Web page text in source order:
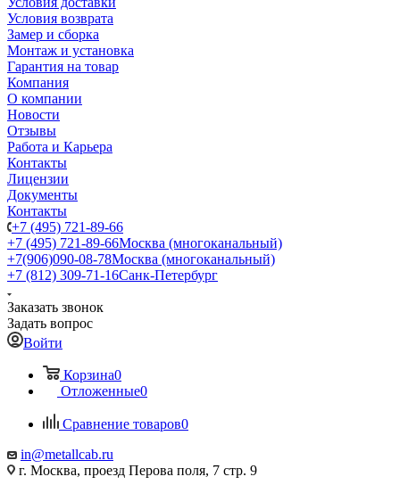
Условия возврата
Замер и сборка
Монтаж и установка
Гарантия на товар
Компания
О компании
Новости
Отзывы
Работа и Карьера
Контакты
Лицензии
Документы
Контакты
+7 (495) 721-89-66
+7 (495) 721-89-66Москва (многоканальный)
+7(906)090-08-78Москва (многоканальный)
+7 (812) 309-71-16Санк-Петербург
Заказать звонок
Задать вопрос
Войти
Корзина0
Отложенные0
Сравнение товаров0
in@metallcab.ru
г. Москва, проезд Перова поля, 7 стр. 9